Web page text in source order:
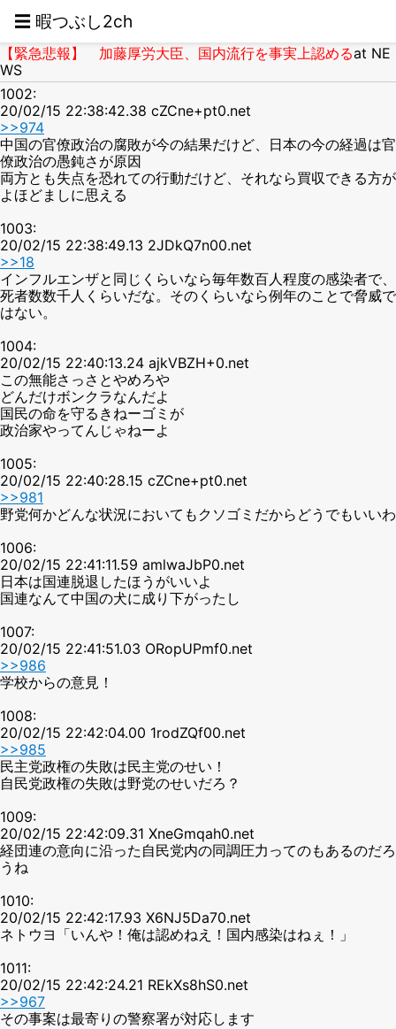
☰ 暇つぶし2ch
【緊急悲報】 加藤厚労大臣、国内流行を事実上認めるat NE
WS
1002:
20/02/15 22:38:42.38 cZCne+pt0.net
>>974
中国の官僚政治の腐敗が今の結果だけど、日本の今の経過は官
僚政治の愚鈍さが原因
両方とも失点を恐れての行動だけど、それなら買収できる方が
よほどましに思える
1003:
20/02/15 22:38:49.13 2JDkQ7n00.net
>>18
インフルエンザと同じくらいなら毎年数百人程度の感染者で、
死者数数千人くらいだな。そのくらいなら例年のことで脅威で
はない。
1004:
20/02/15 22:40:13.24 ajkVBZH+0.net
この無能さっさとやめろや
どんだけボンクラなんだよ
国民の命を守るきねーゴミが
政治家やってんじゃねーよ
1005:
20/02/15 22:40:28.15 cZCne+pt0.net
>>981
野党何かどんな状況においてもクソゴミだからどうでもいいわ
1006:
20/02/15 22:41:11.59 amlwaJbP0.net
日本は国連脱退したほうがいいよ
国連なんて中国の犬に成り下がったし
1007:
20/02/15 22:41:51.03 ORopUPmf0.net
>>986
学校からの意見！
1008:
20/02/15 22:42:04.00 1rodZQf00.net
>>985
民主党政権の失敗は民主党のせい！
自民党政権の失敗は野党のせいだろ？
1009:
20/02/15 22:42:09.31 XneGmqah0.net
経団連の意向に沿った自民党内の同調圧力ってのもあるのだろ
うね
1010:
20/02/15 22:42:17.93 X6NJ5Da70.net
ネトウヨ「いんや！俺は認めねえ！国内感染はねぇ！」
1011:
20/02/15 22:42:24.21 REkXs8hS0.net
>>967
その事案は最寄りの警察署が対応します